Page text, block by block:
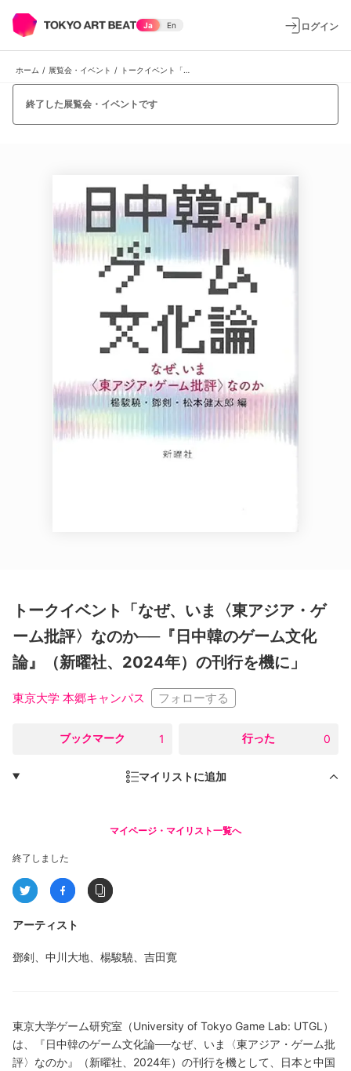
Ja En ログイン
ホーム / 展覧会・イベント /
終了した展覧会・イベントです
トークイベント「なぜ、いま〈東アジア・ゲ
ーム批評〉なのか──『日中韓のゲーム文化
論』（新曜社、2024年）の刊行を機に」
東京大学 本郷キャンパス フォローする
ブックマーク 1 行った 0
マイリストに追加
マイページ・マイリスト一覧へ
終了しました
アーティスト
鄧剣、中川大地、楊駿驍、吉田寛
東京大学ゲーム研究室（University of Tokyo Game Lab: UTGL）
は、『日中韓のゲーム文化論──なぜ、いま〈東アジア・ゲーム批
評〉なのか』（新曜社、2024年）の刊行を機として、日本と中国